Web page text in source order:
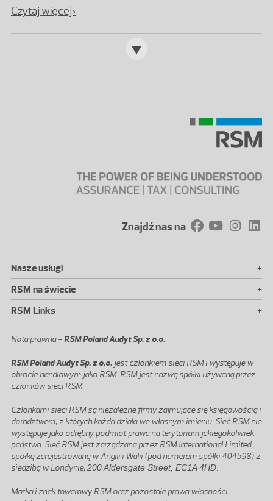
Czytaj więcej>
Znajdź nas na
Nasze usługi
+
RSM na świecie
+
RSM Links
+
Nota prawna -RSM Poland Audyt Sp. z o.o.
RSM Poland Audyt Sp. z o.o. jest członkiem sieci RSM i występuje w
obrocie handlowym jako RSM. RSM jest nazwą spółki używaną przez
członków sieci RSM.
Członkami sieci RSM są niezależne firmy zajmujące się księgowością i
doradztwem, z których każda działa we własnym imieniu. Sieć RSM nie
występuje jako odrębny podmiot prawa na terytorium jakiegokolwiek
państwa. Sieć RSM jest zarządzana przez RSM International Limited,
spółkę zarejestrowaną w Anglii i Walii (pod numerem spółki 404598) z
siedzibą w Londynie, 200 Aldersgate Street, EC1A 4HD.
Marka i znak towarowy RSM oraz pozostałe prawa własności